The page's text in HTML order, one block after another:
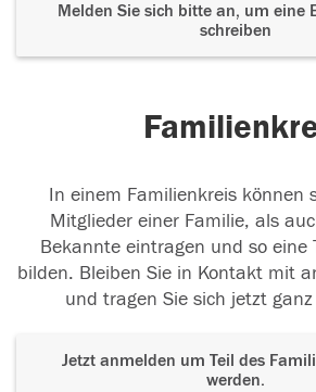
Melden Sie sich bitte an, um eine
schreiben
In einem Familienkreis können
Mitglieder einer Familie, als
Bekannte eintragen und so eine
bilden. Bleiben Sie in Kontakt mit
und tragen Sie sich jetzt
Jetzt anmelden um Teil des
werden.